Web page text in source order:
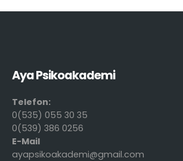
Aya Psikoakademi
Telefon:
0(535) 055 30 35
0(539) 386 0256
E-Mail
ayapsikoakademi@gmail.com